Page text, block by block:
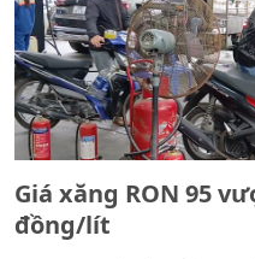
Giá xăng RON 95
đồng/lít